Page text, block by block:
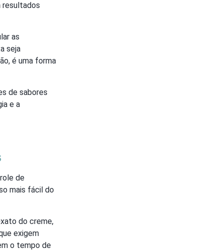
resultados
as
seja
é uma forma
de sabores
e a
de
mais fácil do
do creme,
exigem
o tempo de